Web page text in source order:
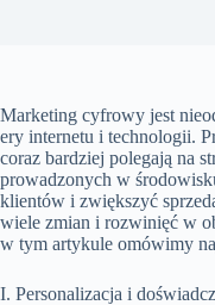
Marketing cyfrowy jest
ery internetu i technologii.
coraz bardziej polegają na
prowadzonych w
klientów i zwiększyć
wiele zmian i rozwinięć w
w tym artykule omówimy
I. Personalizacja i